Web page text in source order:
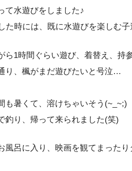
て水遊びをしました♪
た時には、既に水遊びを楽しむ
ら1時間ぐらい遊び、着替え、持
り、楓がまだ遊びたいと号泣…
も暑くて、溶けちゃいそう(~_~;)
釣り、帰って来られました(笑)
風呂に入り、映画を観てまったり